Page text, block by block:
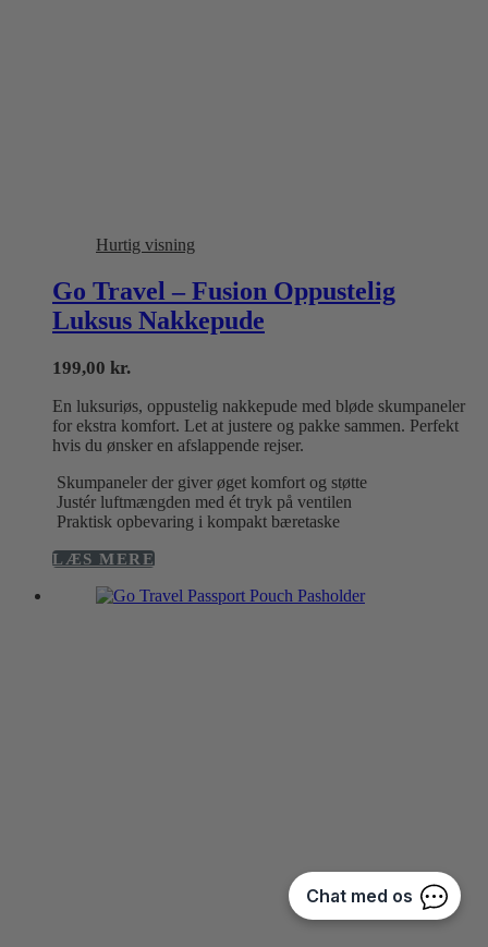
Hurtig visning
Go Travel – Fusion Oppustelig
Luksus Nakkepude
199,00 kr.
En luksuriøs, oppustelig nakkepude med bløde skumpaneler
for ekstra komfort. Let at justere og pakke sammen. Perfekt
hvis du ønsker en afslappende rejser.
Skumpaneler der giver øget komfort og støtte
Justér luftmængden med ét tryk på ventilen
Praktisk opbevaring i kompakt bæretaske
LÆS MERE